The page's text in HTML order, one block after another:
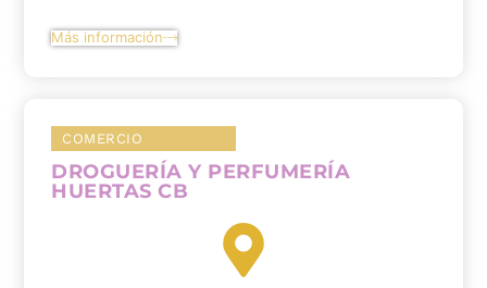
Más información
COMERCIO
DROGUERÍA Y PERFUMERÍA
HUERTAS CB